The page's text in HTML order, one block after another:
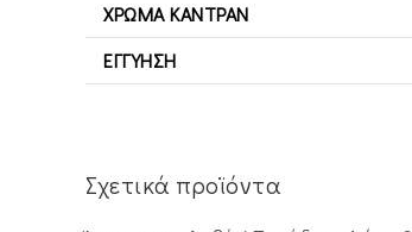
ΧΡΏΜΑ ΚΑΝΤΡΆΝ
ΕΓΓΎΗΣΗ
Σχετικά προϊόντα